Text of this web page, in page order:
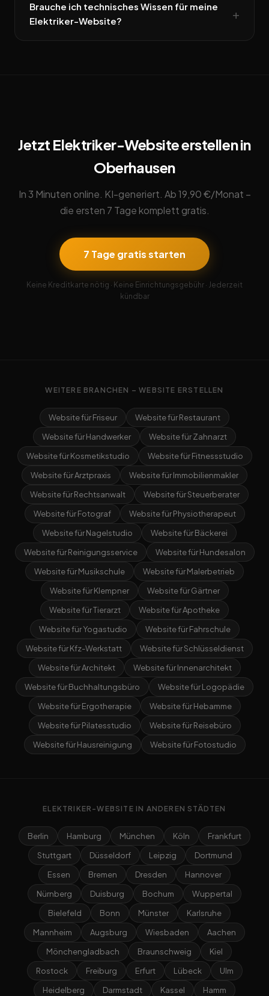
Brauche ich technisches Wissen für meine
Elektriker-Website?
Jetzt Elektriker-Website erstellen in
Oberhausen
In 3 Minuten online. KI-generiert. Ab 19,90 €/Monat –
die ersten 7 Tage komplett gratis.
7 Tage gratis starten
Keine Kreditkarte nötig · Keine Einrichtungsgebühr · Jederzeit
kündbar
WEITERE BRANCHEN – WEBSITE ERSTELLEN
Website für Friseur
Website für Restaurant
Website für Handwerker
Website für Zahnarzt
Website für Kosmetikstudio
Website für Fitnessstudio
Website für Arztpraxis
Website für Immobilienmakler
Website für Rechtsanwalt
Website für Steuerberater
Website für Fotograf
Website für Physiotherapeut
Website für Nagelstudio
Website für Bäckerei
Website für Reinigungsservice
Website für Hundesalon
Website für Musikschule
Website für Malerbetrieb
Website für Klempner
Website für Gärtner
Website für Tierarzt
Website für Apotheke
Website für Yogastudio
Website für Fahrschule
Website für Kfz-Werkstatt
Website für Schlüsseldienst
Website für Architekt
Website für Innenarchitekt
Website für Buchhaltungsbüro
Website für Logopädie
Website für Ergotherapie
Website für Hebamme
Website für Pilatesstudio
Website für Reisebüro
Website für Hausreinigung
Website für Fotostudio
ELEKTRIKER-WEBSITE IN ANDEREN STÄDTEN
Berlin Hamburg München Köln
Frankfurt
Stuttgart
Düsseldorf Leipzig
Dortmund
Essen
Bremen Dresden
Hannover
Nürnberg
Duisburg Bochum
Wuppertal
Bielefeld
Bonn Münster
Karlsruhe
Mannheim
Augsburg Wiesbaden
Aachen
Mönchengladbach
Braunschweig
Kiel
Rostock
Freiburg Erfurt Lübeck
Ulm
Heidelberg
Darmstadt Kassel Hamm